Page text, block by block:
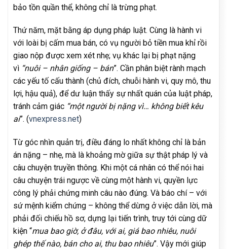
bảo tồn quần thể, không chỉ là trừng phạt.
Thứ năm, mặt bằng áp dụng pháp luật. Cùng là hành vi
với loài bị cấm mua bán, có vụ người bỏ tiền mua khỉ rồi
giao nộp được xem xét nhẹ; vụ khác lại bị phạt nặng
vì “nuôi – nhân giống – bán”. Cần phân biệt rành mạch
các yếu tố cấu thành (chủ đích, chuỗi hành vi, quy mô, thu
lợi, hậu quả), để dư luận thấy sự nhất quán của luật pháp,
tránh cảm giác “một người bị nặng vì… không biết kêu
ai”. (vnexpress.net)
Từ góc nhìn quản trị, điều đáng lo nhất không chỉ là bản
án nặng – nhẹ, mà là khoảng mờ giữa sự thật pháp lý và
câu chuyện truyền thông. Khi một cá nhân có thể nói hai
câu chuyện trái ngược về cùng một hành vi, quyền lực
công lý phải chứng minh câu nào đúng. Và báo chí – với
sứ mệnh kiểm chứng – không thể dừng ở việc dẫn lời, mà
phải đối chiếu hồ sơ, dựng lại tiến trình, truy tới cùng dữ
kiện “mua bao giờ, ở đâu, với ai, giá bao nhiêu, nuôi
ghép thế nào, bán cho ai, thu bao nhiêu”. Vậy mới giúp